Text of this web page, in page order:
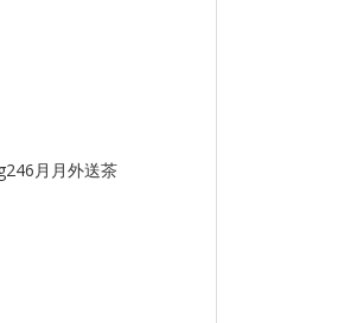
月月外送茶